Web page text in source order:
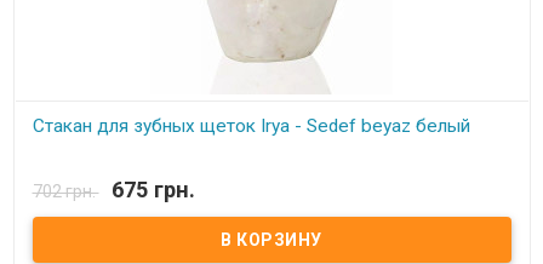
Стакан для зубных щеток Irya - Sedef beyaz белый
Стакан для зубных щеток Irya - Sedef beyaz белый Размер: 11х8 см
Состав: полирезин (устойчив к падению) Упаковка: картонная
коробка с пенопластом. Производитель: Irya, Турция
702 грн. 675 грн.